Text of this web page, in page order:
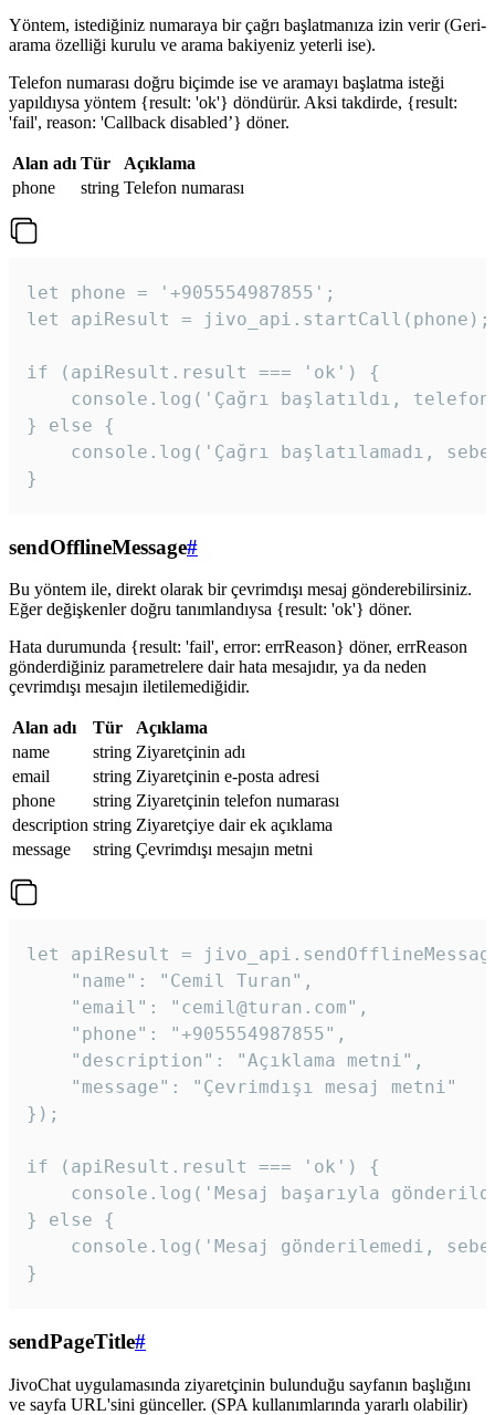
Yöntem, istediğiniz numaraya bir çağrı başlatmanıza izin verir (Geri-
arama özelliği kurulu ve arama bakiyeniz yeterli ise).
Telefon numarası doğru biçimde ise ve aramayı başlatma isteği
yapıldıysa yöntem {result: 'ok'} döndürür. Aksi takdirde, {result:
'fail', reason: 'Callback disabled’} döner.
Alan adı Tür
Açıklama
phone
string Telefon numarası
let phone = '+905554987855';
let apiResult = jivo_api.startCall(phone);
if (apiResult.result === 'ok') {
console.log('Çağrı başlatıldı,
} else {
console.log('Çağrı başlatılamadı,
}
sendOfflineMessage#
Bu yöntem ile, direkt olarak bir çevrimdışı mesaj gönderebilirsiniz.
Eğer değişkenler doğru tanımlandıysa {result: 'ok'} döner.
Hata durumunda {result: 'fail', error: errReason} döner, errReason
gönderdiğiniz parametrelere dair hata mesajıdır, ya da neden
çevrimdışı mesajın iletilemediğidir.
Alan adı Tür
Açıklama
name
string Ziyaretçinin adı
email
string Ziyaretçinin e-posta adresi
phone
string Ziyaretçinin telefon numarası
description string Ziyaretçiye dair ek açıklama
message
string Çevrimdışı mesajın metni
let apiResult =
    "name": "Cemil Turan",
    "email": "cemil@turan.com",
    "phone": "+905554987855",
    "description": "Açıklama metni",
    "message": "Çevrimdışı mesaj metni"
});
if (apiResult.result === 'ok') {
console.log('Mesaj başarıyla
} else {
console.log('Mesaj gönderilemedi,
}
sendPageTitle#
JivoChat uygulamasında ziyaretçinin bulunduğu sayfanın başlığını
ve sayfa URL'sini günceller. (SPA kullanımlarında yararlı olabilir)